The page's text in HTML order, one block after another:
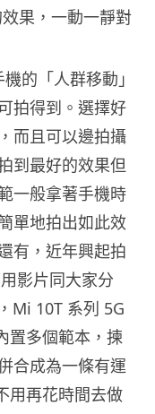
果，一動一靜對
的「人群移動」
拍得到。選擇好
而且可以邊拍攝
到最好的效果但
一般拿著手機時
單地拍出如此效
有，近年興起拍
影片同大家分
Mi 10T 系列 5G
置多個範本，揀
合成為一條有運
用再花時間去做